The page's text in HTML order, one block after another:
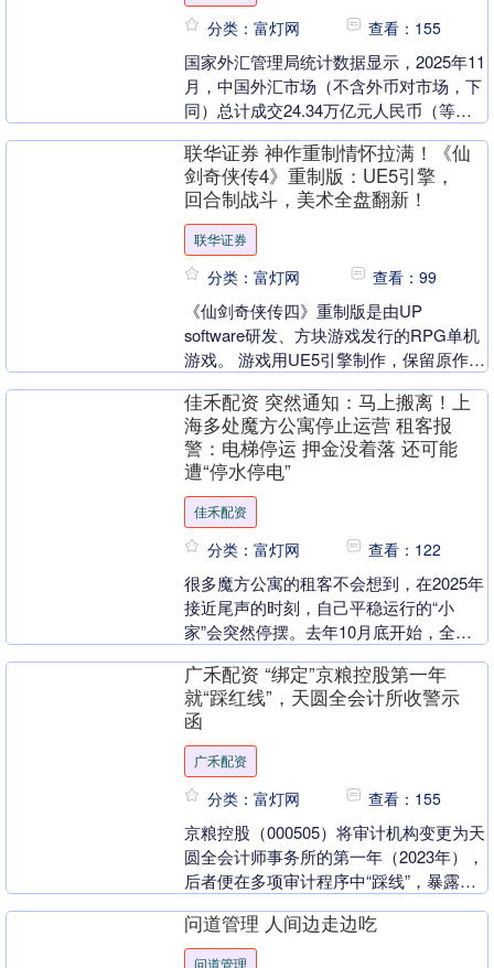
分类：富灯网 查看：155
国家外汇管理局统计数据显示，2025年11
月，中国外汇市场（不含外币对市场，下
同）总计成交24.34万亿元人民币（等值
成....
联华证券 神作重制情怀拉满！《仙
剑奇侠传4》重制版：UE5引擎，
回合制战斗，美术全盘翻新！
联华证券
分类：富灯网 查看：99
《仙剑奇侠传四》重制版是由UP
software研发、方块游戏发行的RPG单机
游戏。 游戏用UE5引擎制作，保留原作剧
场景表....
佳禾配资 突然通知：马上搬离！上
海多处魔方公寓停止运营 租客报
警：电梯停运 押金没着落 还可能
遭“停水停电”
佳禾配资
分类：富灯网 查看：122
很多魔方公寓的租客不会想到，在2025年
接近尾声的时刻，自己平稳运行的“小
家”会突然停摆。去年10月底开始，全国
日，记者实地探....
广禾配资 “绑定”京粮控股第一年
就“踩红线”，天圆全会计所收警示
函
广禾配资
分类：富灯网 查看：155
京粮控股（000505）将审计机构变更为天
圆全会计师事务所的第一年（2023年），
后者便在多项审计程序中“踩线”，暴露出
问道管理 人间边走边吃
问道管理